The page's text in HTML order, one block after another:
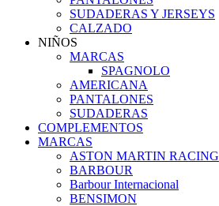
SUDADERAS Y JERSEYS
CALZADO
NIÑOS
MARCAS
SPAGNOLO
AMERICANA
PANTALONES
SUDADERAS
COMPLEMENTOS
MARCAS
ASTON MARTIN RACING
BARBOUR
Barbour Internacional
BENSIMON